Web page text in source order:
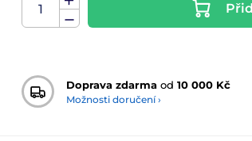
Doprava zdarma od 10 000 Kč
Možnosti doručení ›